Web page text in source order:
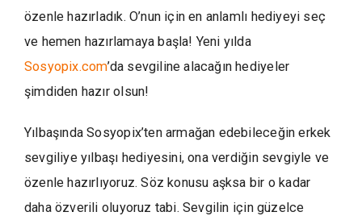
özenle hazırladık. O’nun için en anlamlı hediyeyi seç
ve hemen hazırlamaya başla! Yeni yılda
Sosyopix.com’da sevgiline alacağın hediyeler
şimdiden hazır olsun!
Yılbaşında Sosyopix’ten armağan edebileceğin erkek
sevgiliye yılbaşı hediyesini, ona verdiğin sevgiyle ve
özenle hazırlıyoruz. Söz konusu aşksa bir o kadar
daha özverili oluyoruz tabi. Sevgilin için güzelce